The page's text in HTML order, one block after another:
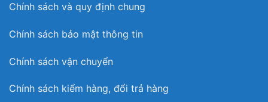
Chính sách và quy định chung
Chính sách bảo mật thông tin
Chính sách vận chuyển
Chính sách kiểm hàng, đổi trả hàng